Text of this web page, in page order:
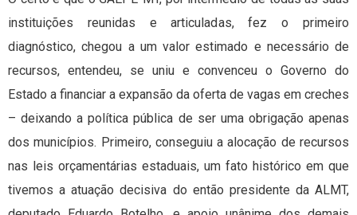
instituições reunidas e articuladas, fez o primeiro
diagnóstico, chegou a um valor estimado e necessário de
recursos, entendeu, se uniu e convenceu o Governo do
Estado a financiar a expansão da oferta de vagas em creches
– deixando a política pública de ser uma obrigação apenas
dos municípios. Primeiro, conseguiu a alocação de recursos
nas leis orçamentárias estaduais, um fato histórico em que
tivemos a atuação decisiva do então presidente da ALMT,